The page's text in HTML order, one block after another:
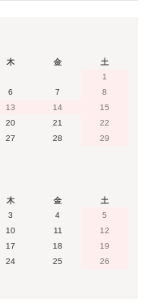
木 金
土
1
6 7
8
13 14
15
20 21
22
27 28
29
木 金
土
3 4
5
10 11
12
17 18
19
24 25
26